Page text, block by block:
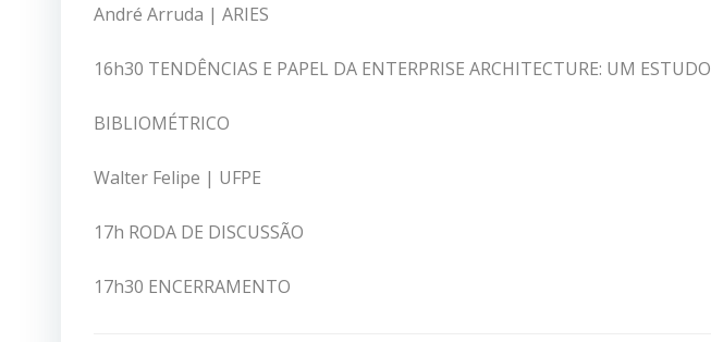
André Arruda | ARIES
16h30 TENDÊNCIAS E PAPEL DA ENTERPRISE ARCHITECTURE: UM ESTUDO
BIBLIOMÉTRICO
Walter Felipe | UFPE
17h RODA DE DISCUSSÃO
17h30 ENCERRAMENTO